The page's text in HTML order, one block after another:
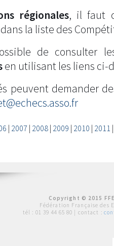
régionales, il faut
la liste des
de consulter
en utilisant les liens ci-
peuvent demander
| 2007 | 2008| 2009 | 2010 | 2011
Copyright © 2015
Fédération Française des
tél : 01 39 44 65 80 | contact :